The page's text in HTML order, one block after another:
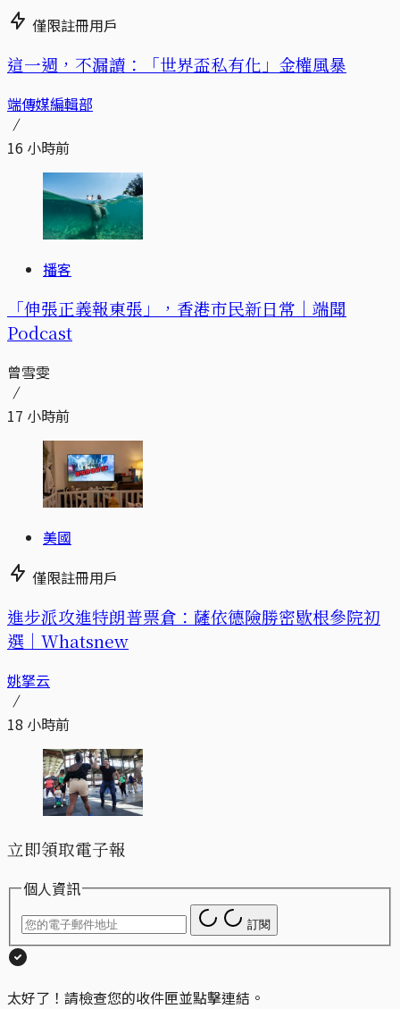
僅限註冊用戶
這一週，不漏讀：「世界盃私有化」金權風暴
端傳媒編輯部
16 小時前
播客
「伸張正義報東張」，香港市民新日常｜端聞
Podcast
曾雪雯
17 小時前
美國
僅限註冊用戶
進步派攻進特朗普票倉：薩依德險勝密歇根參院初
選｜Whatsnew
姚拏云
18 小時前
立即領取電子報
個人資訊
訂閱
太好了！請檢查您的收件匣並點擊連結。